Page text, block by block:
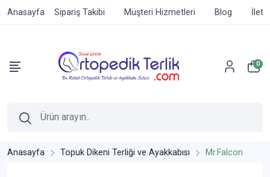
Anasayfa Sipariş Takibi Müşteri Hizmetleri Blog
0
Anasayfa Topuk Dikeni Terliği ve Ayakkabısı Mr.Falcon